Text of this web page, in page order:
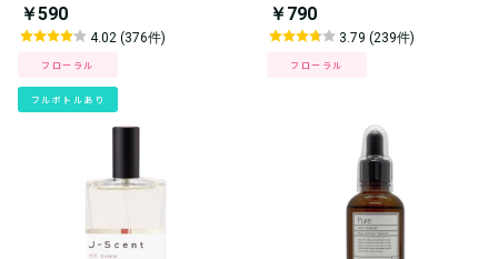
￥590
4.02 (376件)
フローラル
フルボトルあり
￥790
3.79 (239件)
フローラル